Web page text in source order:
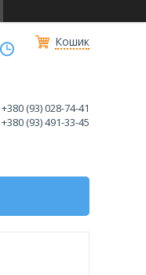
Кошик
+380 (93) 028-74-41
+380 (93) 491-33-45